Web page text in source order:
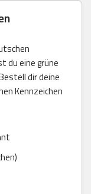
du eine grüne
dir deine
Kennzeichen